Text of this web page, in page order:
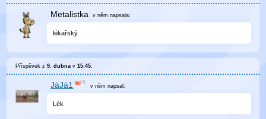
Metalistka v něm napsala:
lékařský
Příspěvek z9. dubna v15:45.
JáJá1 v něm napsal:
Lék